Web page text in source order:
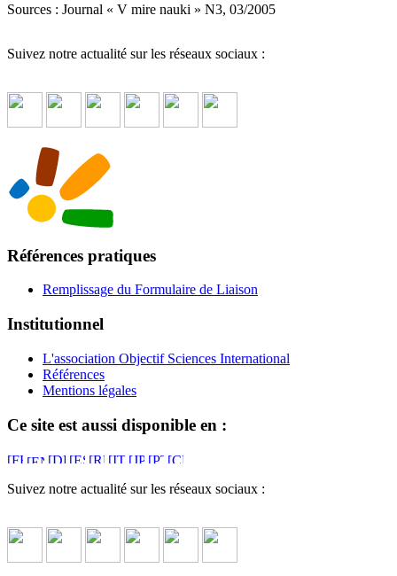
Sources : Journal « V mire nauki » N3, 03/2005
Suivez notre actualité sur les réseaux sociaux :
Références pratiques
Remplissage du Formulaire de Liaison
Institutionnel
L'association Objectif Sciences International
Références
Mentions légales
Ce site est aussi disponible en :
Suivez notre actualité sur les réseaux sociaux :